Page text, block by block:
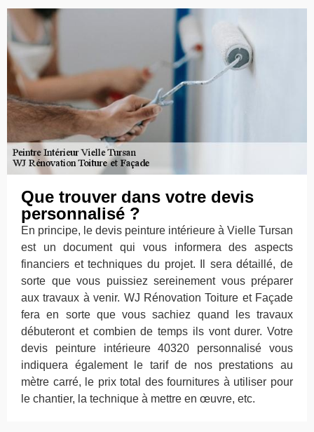
Que trouver dans votre devis
personnalisé ?
En principe, le devis peinture intérieure à Vielle Tursan
est un document qui vous informera des aspects
financiers et techniques du projet. Il sera détaillé, de
sorte que vous puissiez sereinement vous préparer
aux travaux à venir. WJ Rénovation Toiture et Façade
fera en sorte que vous sachiez quand les travaux
débuteront et combien de temps ils vont durer. Votre
devis peinture intérieure 40320 personnalisé vous
indiquera également le tarif de nos prestations au
mètre carré, le prix total des fournitures à utiliser pour
le chantier, la technique à mettre en œuvre, etc.